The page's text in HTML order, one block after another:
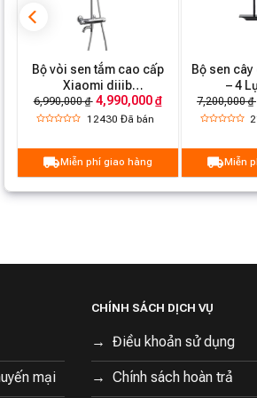
Bộ vòi sen tắm cao cấp
Xiaomi diiib
DXHW001/DXHW003
6,990,000 ₫ 4,990,000 ₫
12430 Đã bán
Miễn phí giao hàng
Bộ sen
– 4
7,200,000 ₫
Miễn
mại
CHÍNH SÁCH DỊCH VỤ
Điều khoản sử dụng
Chính sách hoàn trả